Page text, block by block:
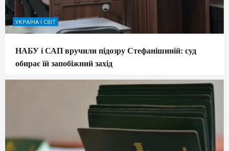
УКРАЇНА І СВІТ
НАБУ і САП вручили підозру Стефанішиній: суд
обирає їй запобіжний захід